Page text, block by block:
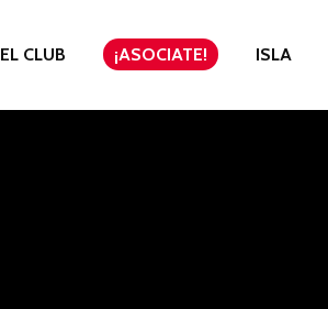
EL CLUB ¡ASOCIATE! ISLA